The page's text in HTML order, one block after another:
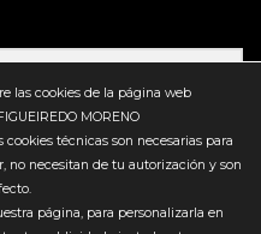
las cookies de la página web
MORENO
cookies técnicas son necesarias para
no necesitan de tu autorización y son
página, para personalizarla en